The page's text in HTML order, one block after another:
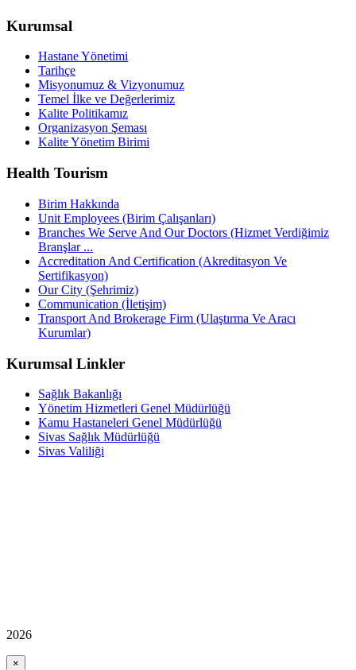
Kurumsal
Hastane Yönetimi
Tarihçe
Misyonumuz & Vizyonumuz
Temel İlke ve Değerlerimiz
Kalite Politikamız
Organizasyon Şeması
Kalite Yönetim Birimi
Health Tourism
Birim Hakkında
Unit Employees (Birim Çalışanları)
Branches We Serve And Our Doctors (Hizmet Verdiğimiz
Branşlar ...
Accreditation And Certification (Akreditasyon Ve
Sertifikasyon)
Our City (Şehrimiz)
Communication (İletişim)
Transport And Brokerage Firm (Ulaştırma Ve Aracı
Kurumlar)
Kurumsal Linkler
Sağlık Bakanlığı
Yönetim Hizmetleri Genel Müdürlüğü
Kamu Hastaneleri Genel Müdürlüğü
Sivas Sağlık Müdürlüğü
Sivas Valiliği
2026
×